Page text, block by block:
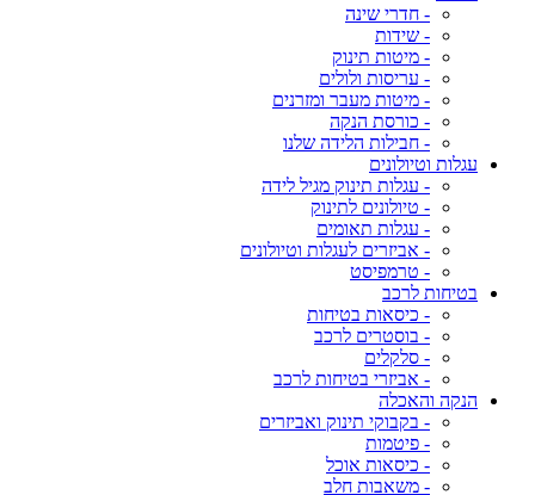
- חדרי שינה
- שידות
- מיטות תינוק
- עריסות ולולים
- מיטות מעבר ומזרנים
- כורסת הנקה
- חבילות הלידה שלנו
עגלות וטיולונים
- עגלות תינוק מגיל לידה
- טיולונים לתינוק
- עגלות תאומים
- אביזרים לעגלות וטיולונים
- טרמפיסט
בטיחות לרכב
- כיסאות בטיחות
- בוסטרים לרכב
- סלקלים
- אביזרי בטיחות לרכב
הנקה והאכלה
- בקבוקי תינוק ואביזרים
- פיטמות
- כיסאות אוכל
- משאבות חלב